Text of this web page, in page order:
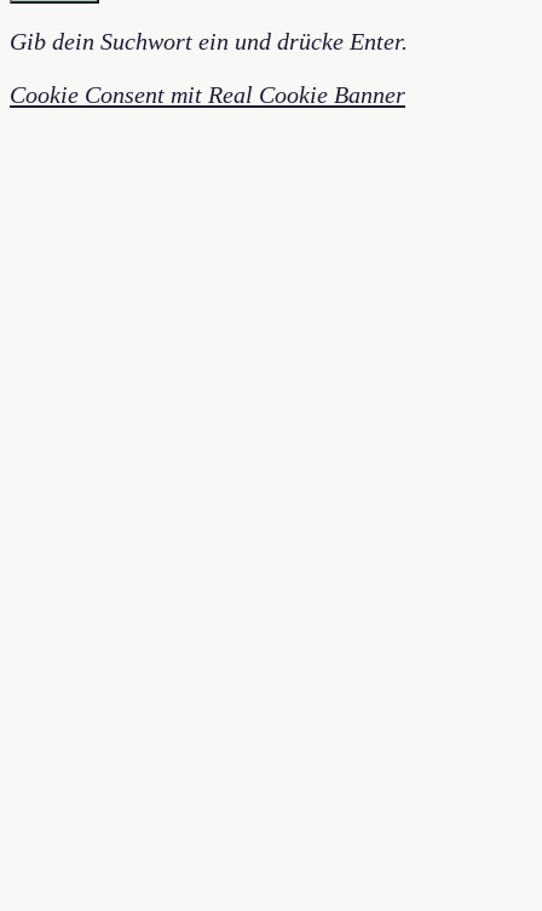
Gib dein Suchwort ein und drücke Enter.
Cookie Consent mit Real Cookie Banner